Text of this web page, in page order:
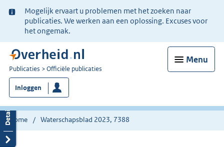
Ter
informatie:
Mogelijk ervaart u problemen met het zoeken naar
publicaties. We werken aan een oplossing. Excuses voor
het ongemak.
Menu
U
bent
nu
hier:
Publicaties Officiële publicaties
Inloggen
Home Waterschapsblad 2023, 7388